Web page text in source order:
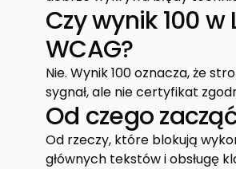
Czy wynik 100
WCAG?
Nie. Wynik 100 oznacza, że
sygnał, ale nie certyfikat
Od czego
Od rzeczy, które blokują
głównych tekstów i obsługę